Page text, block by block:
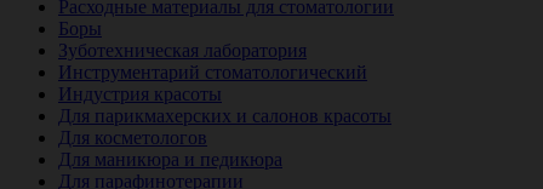
Расходные материалы для стоматологии
Боры
Зуботехническая лаборатория
Инструментарий стоматологический
Индустрия красоты
Для парикмахерских и салонов красоты
Для косметологов
Для маникюра и педикюра
Для парафинотерапии